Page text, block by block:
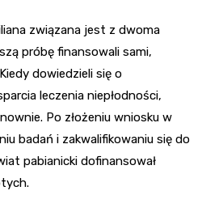
związana jest z dwoma
próbę finansowali sami,
dowiedzieli się o
leczenia niepłodności,
Po złożeniu wniosku w
badań i zakwalifikowaniu się do
pabianicki dofinansował